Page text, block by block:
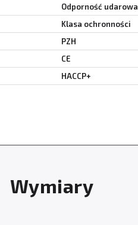
Odporność udarowa
Klasa ochronności
PZH
CE
HACCP+
Wymiary